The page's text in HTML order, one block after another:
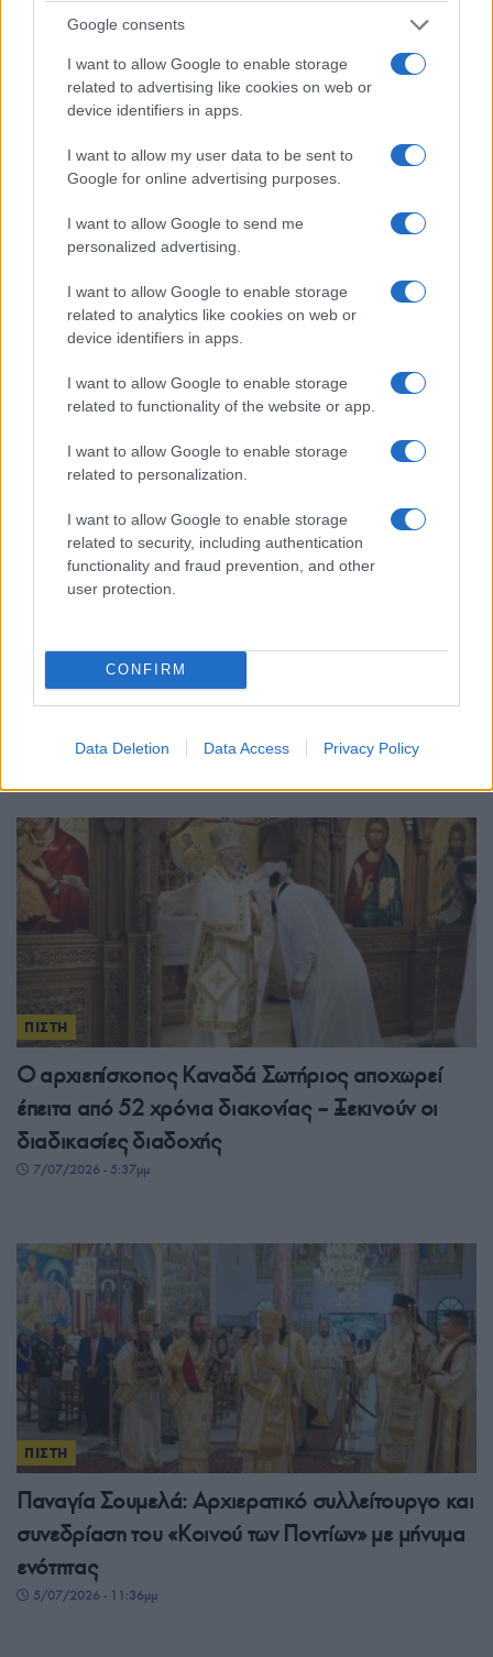
Google consents
I want to allow Google to enable storage
related to advertising like cookies on web or
device identifiers in apps.
I want to allow my user data to be sent to
Google for online advertising purposes.
I want to allow Google to send me
personalized advertising.
I want to allow Google to enable storage
related to analytics like cookies on web or
device identifiers in apps.
I want to allow Google to enable storage
related to functionality of the website or app.
I want to allow Google to enable storage
related to personalization.
I want to allow Google to enable storage
related to security, including authentication
functionality and fraud prevention, and other
user protection.
CONFIRM
Data Deletion Data Access Privacy Policy
ΠΙΣΤΗ
Παναγία Σουμελά: Ο μητροπολίτης Νεαπόλεως
Βαρνάβας θα προεξάρχει της λειτουργίας στα
Εννιάμερα
8/07/2026 - 3:59μμ
Αγία Κυριακή στον Βόσπορο: Τα δύο αγιάσματα
της Μητρόπολης Δέρκων που κρατούν ζωντανή τη
μνήμη της Πόλης
8/07/2026 - 12:09μμ
ΠΙΣΤΗ
Ο αρχιεπίσκοπος Καναδά Σωτήριος αποχωρεί
έπειτα από 52 χρόνια διακονίας – Ξεκινούν οι
διαδικασίες διαδοχής
7/07/2026 - 5:37μμ
ΠΙΣΤΗ
Παναγία Σουμελά: Αρχιερατικό συλλείτουργο και
συνεδρίαση του «Κοινού των Ποντίων» με μήνυμα
ενότητας
5/07/2026 - 11:36μμ